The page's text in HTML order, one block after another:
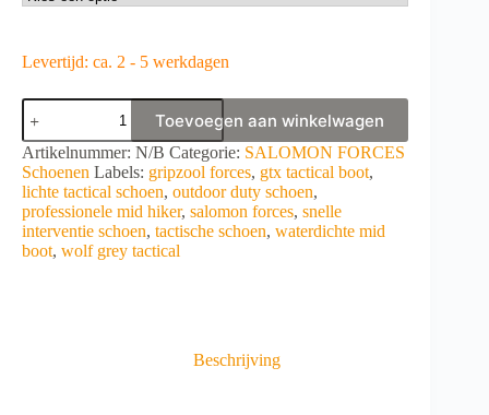
Levertijd: ca. 2 - 5 werkdagen
Salomon
Forces
X-
Ultra
Forces
MID
GTX
Wolf
Grey
Toevoegen aan winkelwagen
A
l
t
e
r
n
Artikelnummer: N/B Categorie: SALOMON FORCES
Schoenen Labels: gripzool forces, gtx tactical boot,
lichte tactical schoen, outdoor duty schoen,
professionele mid hiker, salomon forces, snelle
interventie schoen, tactische schoen, waterdichte mid
boot, wolf grey tactical
Beschrijving